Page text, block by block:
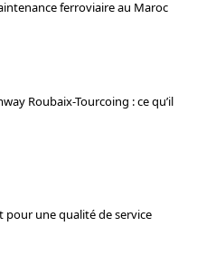
ferroviaire au Maroc
Roubaix-Tourcoing : ce qu’il
pour une qualité de service